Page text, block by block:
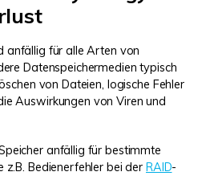
anfällig für alle Arten von
Datenspeichermedien typisch
von Dateien, logische Fehler
Auswirkungen von Viren und
anfällig für bestimmte
Bedienerfehler bei der RAID-